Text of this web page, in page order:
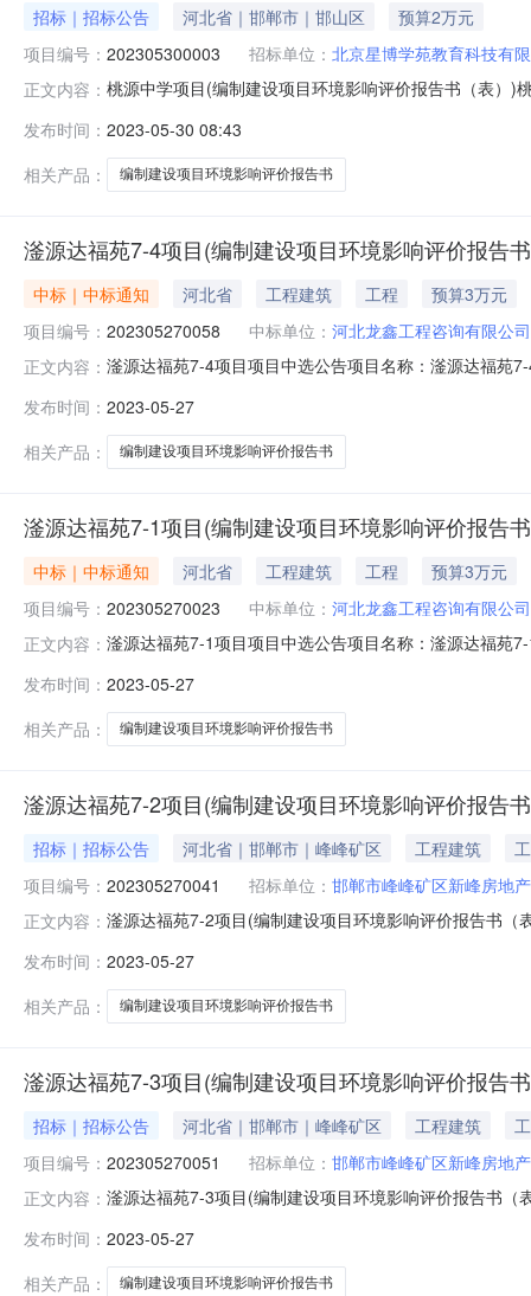
招标｜招标公告 河北省｜邯郸市｜邯山区
预算2万元
项目编号： 202305300003 招标单位： 北京星博学苑教育科技有
正文内容： 桃源中学项目(编制建设项目环境影响评价报告书（表）)
格：最低限价10000元，最高限价20000元二、竞选时间
项网上竞选服务资格的中
发布时间： 2023-05-30 08:43
相关产品：
编制建设项目环境影响评价报告书
滏源达福苑7-4项目(编制建设项目环境影响评价报告
中标｜中标通知 河北省 工程建筑 工程
预算3万元
项目编号： 202305270058 中标单位： 河北龙鑫工程咨询有限公司
正文内容： 滏源达福苑7-4项目项目中选公告项目名称：滏源达福苑
18:29:15备注：竞选规则序号项目编号项目名称竞选起
发布时间： 2023-05-27
相关产品：
编制建设项目环境影响评价报告书
滏源达福苑7-1项目(编制建设项目环境影响评价报告
中标｜中标通知 河北省 工程建筑 工程
预算3万元
项目编号： 202305270023 中标单位： 河北龙鑫工程咨询有限公司
正文内容： 滏源达福苑7-1项目项目中选公告项目名称：滏源达福苑
18:01:16备注：竞选规则序号项目编号项目名称竞选起
发布时间： 2023-05-27
相关产品：
编制建设项目环境影响评价报告书
滏源达福苑7-2项目(编制建设项目环境影响评价报告
招标｜招标公告 河北省｜邯郸市｜峰峰矿区 工程建筑
项目编号： 202305270041 招标单位： 邯郸市峰峰矿区新峰房地
正文内容： 滏源达福苑7-2项目(编制建设项目环境影响评价报告书
选控制价格：最低限价20000元，最高限价30000元二、
介服务事项网
发布时间： 2023-05-27
相关产品：
编制建设项目环境影响评价报告书
滏源达福苑7-3项目(编制建设项目环境影响评价报告
招标｜招标公告 河北省｜邯郸市｜峰峰矿区 工程建筑
项目编号： 202305270051 招标单位： 邯郸市峰峰矿区新峰房地
正文内容： 滏源达福苑7-3项目(编制建设项目环境影响评价报告书
选控制价格：最低限价20000元，最高限价30000元二、
介服务事项网
发布时间： 2023-05-27
相关产品：
编制建设项目环境影响评价报告书